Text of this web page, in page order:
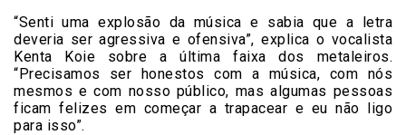
“Senti uma explosão da música e sabia que a letra
deveria ser agressiva e ofensiva”, explica o vocalista
Kenta Koie sobre a última faixa dos metaleiros.
“Precisamos ser honestos com a música, com nós
mesmos e com nosso público, mas algumas pessoas
ficam felizes em começar a trapacear e eu não ligo
para isso”.